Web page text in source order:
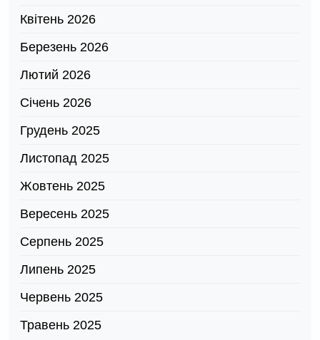
Квітень 2026
Березень 2026
Лютий 2026
Січень 2026
Грудень 2025
Листопад 2025
Жовтень 2025
Вересень 2025
Серпень 2025
Липень 2025
Червень 2025
Травень 2025